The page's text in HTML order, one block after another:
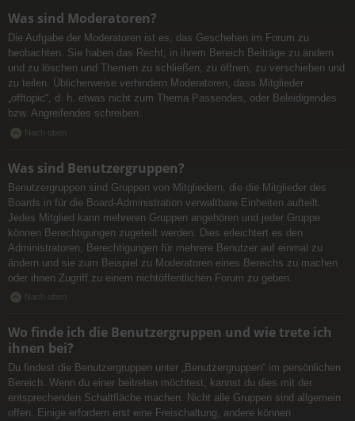
Was sind Moderatoren?
Die Aufgabe der Moderatoren ist es, das Geschehen im Forum zu
beobachten. Sie haben das Recht, in ihrem Bereich Beiträge zu ändern
und zu löschen und Themen zu schließen, zu öffnen, zu verschieben und
zu teilen. Üblicherweise verhindern Moderatoren, dass Mitglieder
„offtopic“, d. h. etwas nicht zum Thema Passendes, oder Beleidigendes
bzw. Angreifendes schreiben.
Nach oben
Was sind Benutzergruppen?
Benutzergruppen sind Gruppen von Mitgliedern, die die Mitglieder des
Boards in für die Board-Administration verwaltbare Einheiten aufteilt.
Jedes Mitglied kann mehreren Gruppen angehören und jeder Gruppe
können Berechtigungen zugeteilt werden. Dies erleichtert es den
Administratoren, Berechtigungen für mehrere Benutzer auf einmal zu
ändern und sie zum Beispiel zu Moderatoren eines Bereichs zu machen
oder ihnen Zugriff zu einem nichtöffentlichen Forum zu geben.
Nach oben
Wo finde ich die Benutzergruppen und wie trete ich
ihnen bei?
Du findest die Benutzergruppen unter „Benutzergruppen“ im persönlichen
Bereich. Wenn du einer beitreten möchtest, kannst du dies mit der
entsprechenden Schaltfläche machen. Nicht alle Gruppen sind allgemein
offen. Einige erfordern erst eine Freischaltung, andere können